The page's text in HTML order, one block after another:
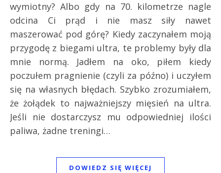
wymiotny? Albo gdy na 70. kilometrze nagle
odcina Ci prąd i nie masz siły nawet
maszerować pod górę? Kiedy zaczynałem moją
przygodę z biegami ultra, te problemy były dla
mnie normą. Jadłem na oko, piłem kiedy
poczułem pragnienie (czyli za późno) i uczyłem
się na własnych błędach. Szybko zrozumiałem,
że żołądek to najważniejszy mięsień na ultra.
Jeśli nie dostarczysz mu odpowiedniej ilości
paliwa, żadne treningi…
DOWIEDZ SIĘ WIĘCEJ